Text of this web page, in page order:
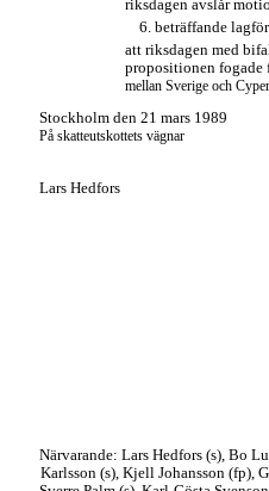
riksdagen avslår
6. beträffande
att riksdagen med
propositionen
mellan Sverige och
Stockholm den 21 mars 1989
På skatteutskottets vägnar
Lars Hedfors
Närvarande: Lars Hedfors (s), Bo
Karlsson (s), Kjell Johansson (fp),